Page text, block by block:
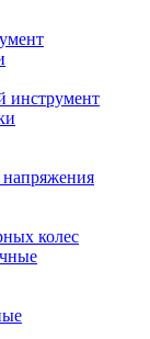
инструмент
напряжения
колес